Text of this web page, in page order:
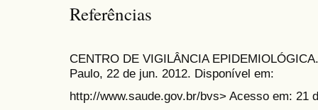
Referências
CENTRO DE VIGILÂNCIA
Paulo, 22 de jun. 2012. Disponível em:
http://www.saude.gov.br/bvs> Acesso em: 21